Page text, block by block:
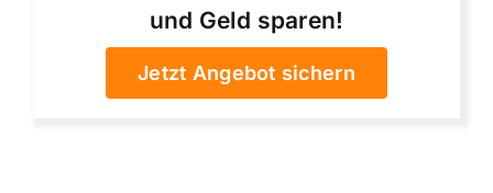
und Geld sparen!
Jetzt Angebot sichern